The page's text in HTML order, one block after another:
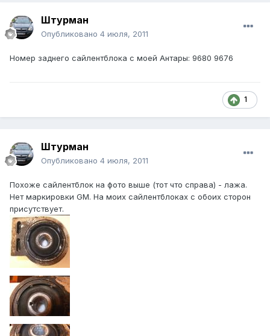
Штурман
Опубликовано 4 июля, 2011
Номер заднего сайлентблока с моей Антары: 9680 9676
1
Штурман
Опубликовано 4 июля, 2011
Похоже сайлентблок на фото выше (тот что справа) - лажа.
Нет маркировки GM. На моих сайлентблоках с обоих сторон
присутствует.